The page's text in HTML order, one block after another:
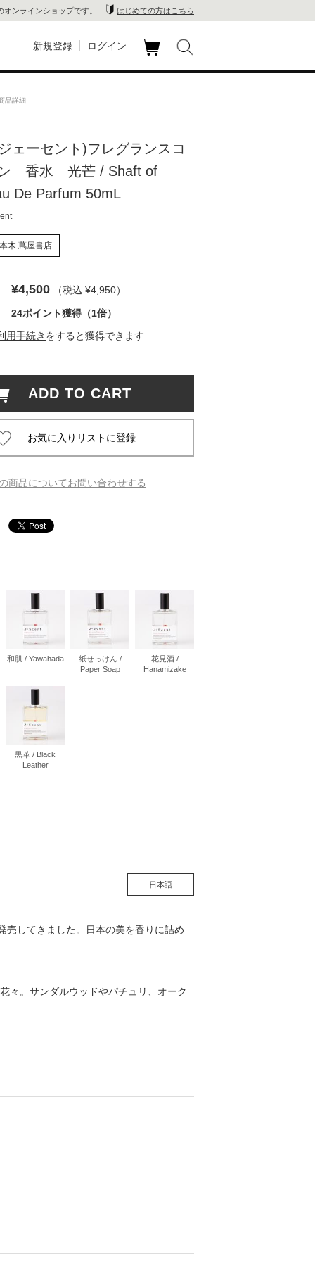
ンラインショップです。 はじめての方はこちら
蔦
屋
蔦
店
屋
新規登録 ログイン
品詳細
ェーセント)フレグランスコ
香水 光芒 / Shaft of
De Parfum 50mL
木 蔦屋書店
¥4,500 （税込 ¥4,950）
24ポイント獲得（1倍）
用手続き をすると獲得できます
ADD TO CART
商品についてお問い合わせする
和肌 / Yawahada
紙せっけん /
Paper Soap
花見酒 /
Hanamizake
黒革 / Black
Leather
日本語
売してきました。日本の美を香りに詰め
々。サンダルウッドやパチュリ、オーク